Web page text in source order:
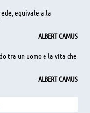
equivale alla
ALBERT CAMUS
tra un uomo e la vita che
ALBERT CAMUS